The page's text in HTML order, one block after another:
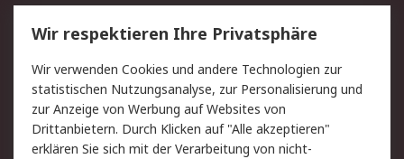
Service
Value Added Services
Lieferlösungen
Rücksendungen
Kontakt
Hilfe
Privatkunden
Rechtliches
Wir respektieren Ihre Privatsphäre
Wir verwenden Cookies und andere Technologien zur
statistischen Nutzungsanalyse, zur Personalisierung und
zur Anzeige von Werbung auf Websites von
Drittanbietern. Durch Klicken auf "Alle akzeptieren"
erklären Sie sich mit der Verarbeitung von nicht-